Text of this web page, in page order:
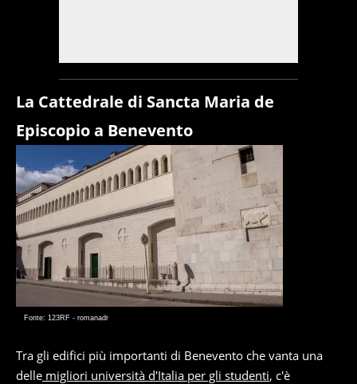
La Cattedrale di Sancta Maria de
Episcopio a Benevento
Fonte: 123RF - romanadr
Tra gli edifici più importanti di Benevento che vanta una
delle migliori università d'Italia per gli studenti, c'è